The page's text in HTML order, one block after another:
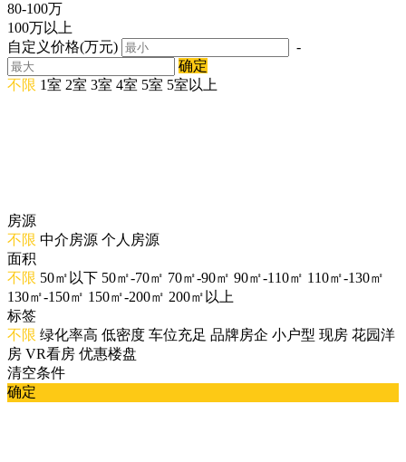
80-100万
100万以上
自定义价格(万元)
-
确定
不限 1室 2室 3室 4室 5室 5室以上
房源
不限 中介房源 个人房源
面积
不限 50㎡以下 50㎡-70㎡ 70㎡-90㎡ 90㎡-110㎡ 110㎡-130㎡
130㎡-150㎡ 150㎡-200㎡ 200㎡以上
标签
不限 绿化率高 低密度 车位充足 品牌房企 小户型 现房 花园洋
房 VR看房 优惠楼盘
清空条件
确定